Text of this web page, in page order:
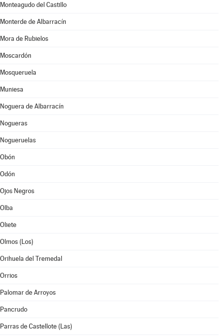
Monteagudo del Castillo
Monterde de Albarracín
Mora de Rubielos
Moscardón
Mosqueruela
Muniesa
Noguera de Albarracín
Nogueras
Nogueruelas
Obón
Odón
Ojos Negros
Olba
Oliete
Olmos (Los)
Orihuela del Tremedal
Orrios
Palomar de Arroyos
Pancrudo
Parras de Castellote (Las)